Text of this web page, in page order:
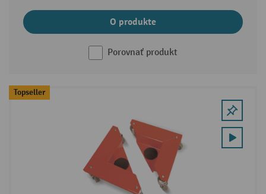
O produkte
Porovnať produkt
Topseller